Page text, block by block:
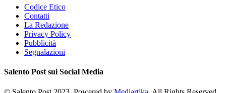
Codice Etico
Contatti
La Redazione
Privacy Policy
Pubblicità
Segnalazioni
Salento Post sui Social Media